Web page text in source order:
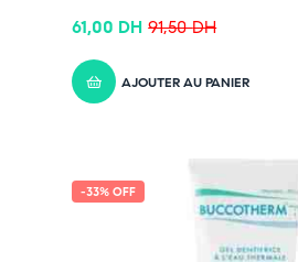
91,50DH
61,00 DH
AJOUTER AU PANIER
-33% OFF